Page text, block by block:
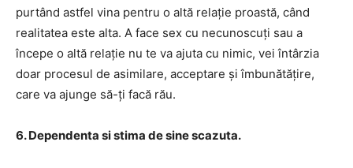
purtând astfel vina pentru o altă relație proastă, când
realitatea este alta. A face sex cu necunoscuți sau a
începe o altă relație nu te va ajuta cu nimic, vei întârzia
doar procesul de asimilare, acceptare și îmbunătățire,
care va ajunge să-ți facă rău.
6. Dependenta si stima de sine scazuta.